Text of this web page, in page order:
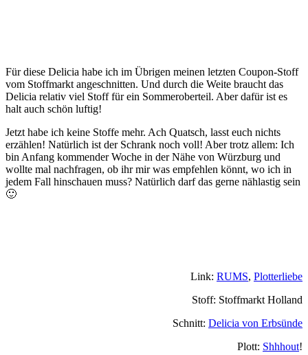
Für diese Delicia habe ich im Übrigen meinen letzten Coupon-Stoff
vom Stoffmarkt angeschnitten. Und durch die Weite braucht das
Delicia relativ viel Stoff für ein Sommeroberteil. Aber dafür ist es
halt auch schön luftig!
Jetzt habe ich keine Stoffe mehr. Ach Quatsch, lasst euch nichts
erzählen! Natürlich ist der Schrank noch voll! Aber trotz allem: Ich
bin Anfang kommender Woche in der Nähe von Würzburg und
wollte mal nachfragen, ob ihr mir was empfehlen könnt, wo ich in
jedem Fall hinschauen muss? Natürlich darf das gerne nählastig sein
🙂
Link: RUMS, Plotterliebe
Stoff: Stoffmarkt Holland
Schnitt: Delicia von Erbsünde
Plott: Shhhout!